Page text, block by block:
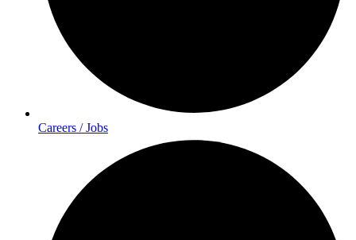
Careers / Jobs